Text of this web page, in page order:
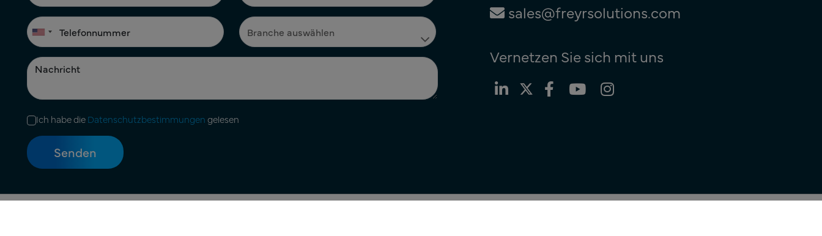
Ich habe dieDatenschutzbestimmungen gelesen
sales@freyrsolutions.com
Vernetzen Sie sich mit uns